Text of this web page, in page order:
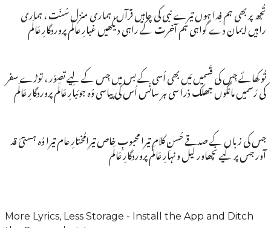
تُجھ پر بھی ہم فِدا ہوں تیرے نبی کی چاہیں قرآں، ہماری منزل سُنّت ، ہماری
راہیں ایمان دے گواہی ہم آخرت کے راہی دیکھیں غبارِ عالَم پروردگارِ عَالَم
تُو کھائے جِس کی قَسمیں مَیں بھی اُسی کے بس میں جِس کے لِیے تصوّر ، توڑے سفر
کی رَسمیں مانگوں جھلک ذرا سی ہر سانْس اُس کی پیاسی وُہ جوئبارِ عَالَم پروردگارِ عَالَم
جس کی زباں کے صدقے حُسنِ کلام تیرا محبوبِ خاص تیرامُختارِ عام تیرا وُہ ہستئ قد
آور جس پر کیے نچھاور لَیل و نہارِ عَالَم پروردگارِ عَالَم
More Lyrics, Less Storage - Install the App and Ditch